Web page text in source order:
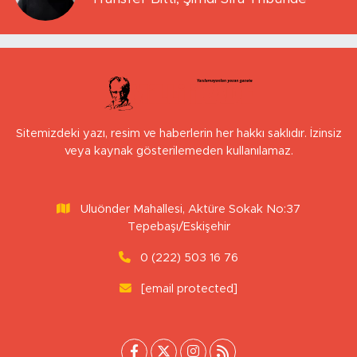
Sitemizdeki yazı, resim ve haberlerin her hakkı saklıdır. İzinsiz
veya kaynak gösterilemeden kullanılamaz.
Uluönder Mahallesi, Aktüre Sokak No:37
Tepebaşı/Eskişehir
0 (222) 503 16 76
[email protected]